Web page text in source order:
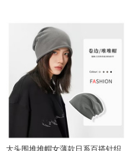
大头围堆堆帽女薄款日系百搭针织